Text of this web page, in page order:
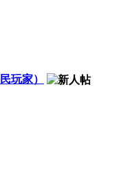
玩家）